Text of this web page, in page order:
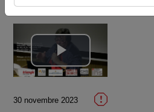
Lire
la
30 novembre 2023